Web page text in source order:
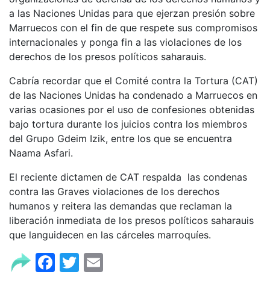
a las Naciones Unidas para que ejerzan presión sobre
Marruecos con el fin de que respete sus compromisos
internacionales y ponga fin a las violaciones de los
derechos de los presos políticos saharauis.
Cabría recordar que el Comité contra la Tortura (CAT)
de las Naciones Unidas ha condenado a Marruecos en
varias ocasiones por el uso de confesiones obtenidas
bajo tortura durante los juicios contra los miembros
del Grupo Gdeim Izik, entre los que se encuentra
Naama Asfari.
El reciente dictamen de CAT respalda las condenas
contra las Graves violaciones de los derechos
humanos y reitera las demandas que reclaman la
liberación inmediata de los presos políticos saharauis
que languidecen en las cárceles marroquíes.
Facebook
Twitter